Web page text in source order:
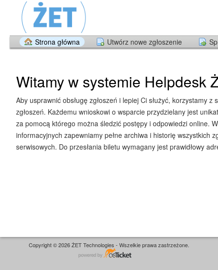
Strona główna Utwórz nowe zgłoszenie
Witamy w systemie Helpdesk
Aby usprawnić obsługę zgłoszeń i lepiej Ci służyć, korzystamy z
zgłoszeń. Każdemu wnioskowi o wsparcie przydzielany jest
za pomocą którego można śledzić postępy i odpowiedzi online.
informacyjnych zapewniamy pełne archiwa i historię wszystkich
serwisowych. Do przesłania biletu wymagany jest prawidłowy
Copyright © 2026 ŻET Technologies - Wszelkie prawa zastrzeżone.